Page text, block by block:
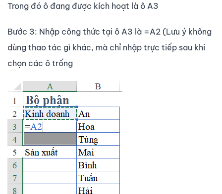
Trong đó ô đang được kích hoạt là ô A3
Bước 3: Nhập công thức tại ô A3 là =A2 (Lưu ý không
dùng thao tác gì khác, mà chỉ nhập trực tiếp sau khi
chọn các ô trống